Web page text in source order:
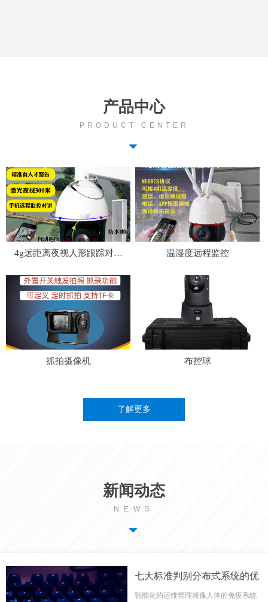
七大标准判别分布式系统的优
劣（下）
智能化的运维管理就像人体的免疫系统
新闻动态
뀓
NEWS
产品中心
뀓
PRODUCT CENTER
了解更多
4g远距离夜视人形跟踪对讲
温湿度远程监控
抓拍摄像机 布控球